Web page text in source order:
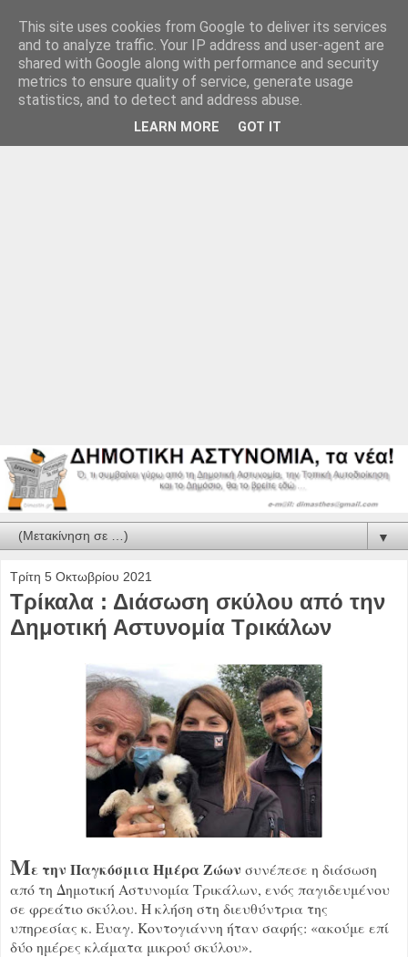
▼
Τρίτη 5 Οκτωβρίου 2021
Τρίκαλα : Διάσωση σκύλου από την
Δημοτική Αστυνομία Τρικάλων
Με την Παγκόσμια Ημέρα Ζώων συνέπεσε η διάσωση
από τη Δημοτική Αστυνομία Τρικάλων, ενός παγιδευμένου
σε φρεάτιο σκύλου. Η κλήση στη διευθύντρια της
υπηρεσίας κ. Ευαγ. Κοντογιάννη ήταν σαφής: «ακούμε επί
δύο ημέρες κλάματα μικρού σκύλου».
This site uses cookies from Google to deliver its services
and to analyze traffic. Your IP address and user-agent are
shared with Google along with performance and security
metrics to ensure quality of service, generate usage
statistics, and to detect and address abuse.
LEARN MORE GOT IT